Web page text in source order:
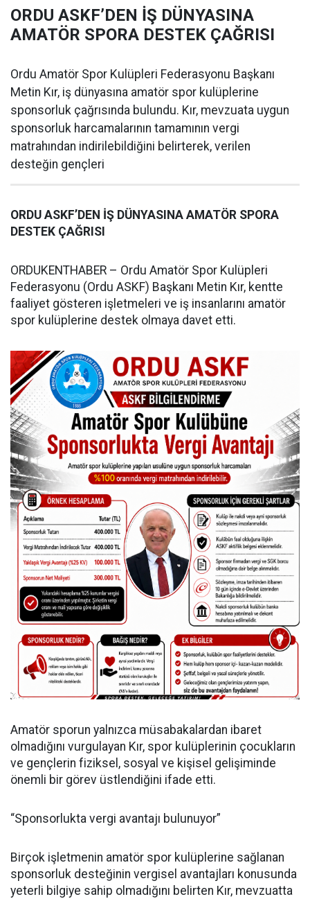
ORDU ASKF’DEN İŞ DÜNYASINA
AMATÖR SPORA DESTEK ÇAĞRISI
Ordu Amatör Spor Kulüpleri Federasyonu Başkanı
Metin Kır, iş dünyasına amatör spor kulüplerine
sponsorluk çağrısında bulundu. Kır, mevzuata uygun
sponsorluk harcamalarının tamamının vergi
matrahından indirilebildiğini belirterek, verilen
desteğin gençleri
ORDU ASKF’DEN İŞ DÜNYASINA AMATÖR SPORA
DESTEK ÇAĞRISI
ORDUKENTHABER – Ordu Amatör Spor Kulüpleri
Federasyonu (Ordu ASKF) Başkanı Metin Kır, kentte
faaliyet gösteren işletmeleri ve iş insanlarını amatör
spor kulüplerine destek olmaya davet etti.
Amatör sporun yalnızca müsabakalardan ibaret
olmadığını vurgulayan Kır, spor kulüplerinin çocukların
ve gençlerin fiziksel, sosyal ve kişisel gelişiminde
önemli bir görev üstlendiğini ifade etti.
“Sponsorlukta vergi avantajı bulunuyor”
Birçok işletmenin amatör spor kulüplerine sağlanan
sponsorluk desteğinin vergisel avantajları konusunda
yeterli bilgiye sahip olmadığını belirten Kır, mevzuatta